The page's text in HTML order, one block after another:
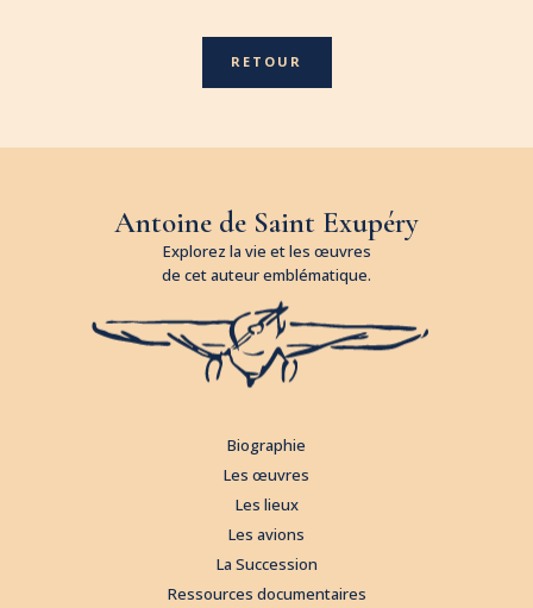
RETOUR
Antoine de Saint Exupéry
Explorez la vie et les œuvres
de cet auteur emblématique.
Biographie
Les œuvres
Les lieux
Les avions
La Succession
Ressources documentaires